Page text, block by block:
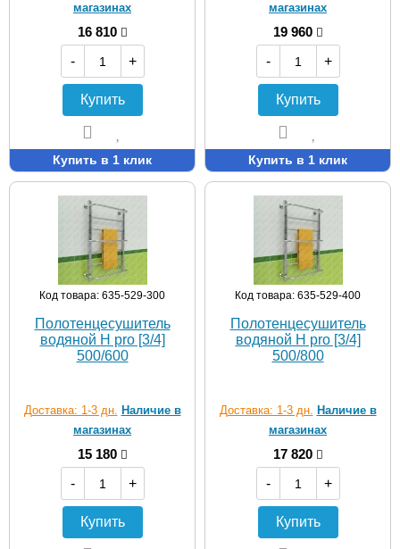
магазинах
16 810
-
+
Купить
Купить в 1 клик
магазинах
19 960
-
+
Купить
Купить в 1 клик
Код товара: 635-529-300
Полотенцесушитель
водяной H pro [3/4]
500/600
Доставка: 1-3 дн. Наличие в
магазинах
15 180
-
+
Купить
Код товара: 635-529-400
Полотенцесушитель
водяной H pro [3/4]
500/800
Доставка: 1-3 дн. Наличие в
магазинах
17 820
-
+
Купить